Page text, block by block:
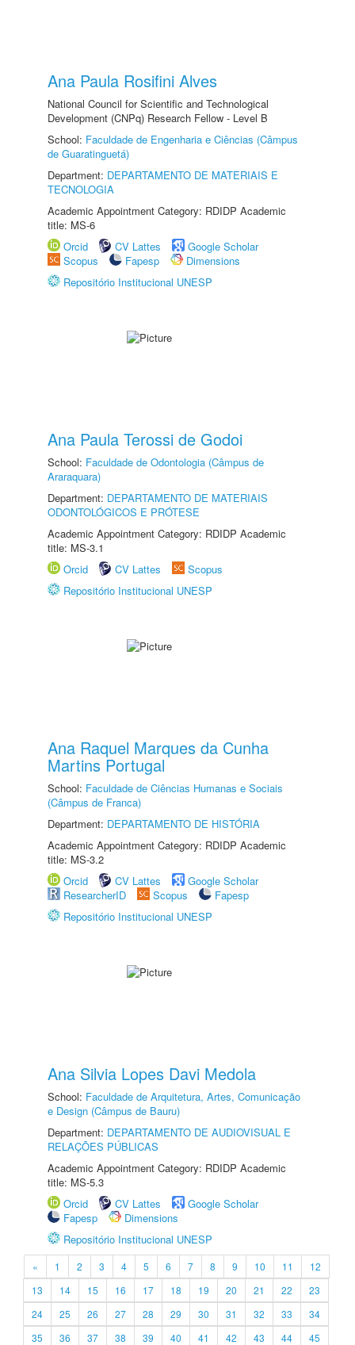
Ana Paula Rosifini Alves
National Council for Scientific and Technological
Development (CNPq) Research Fellow - Level B
School: Faculdade de Engenharia e Ciências (Câmpus
de Guaratinguetá)
Department: DEPARTAMENTO DE MATERIAIS E
TECNOLOGIA
Academic Appointment Category: RDIDP Academic
title: MS-6
Orcid
CV Lattes
Google Scholar
Scopus
Fapesp
Dimensions
Repositório Institucional UNESP
Ana Paula Terossi de Godoi
School: Faculdade de Odontologia (Câmpus de
Araraquara)
Department: DEPARTAMENTO DE MATERIAIS
ODONTOLÓGICOS E PRÓTESE
Academic Appointment Category: RDIDP Academic
title: MS-3.1
Orcid
CV Lattes
Scopus
Repositório Institucional UNESP
Ana Raquel Marques da Cunha
Martins Portugal
School: Faculdade de Ciências Humanas e Sociais
(Câmpus de Franca)
Department: DEPARTAMENTO DE HISTÓRIA
Academic Appointment Category: RDIDP Academic
title: MS-3.2
Orcid
CV Lattes
Google Scholar
ResearcherID
Scopus
Fapesp
Repositório Institucional UNESP
Ana Silvia Lopes Davi Medola
School: Faculdade de Arquitetura, Artes, Comunicação
e Design (Câmpus de Bauru)
Department: DEPARTAMENTO DE AUDIOVISUAL E
RELAÇÕES PÚBLICAS
Academic Appointment Category: RDIDP Academic
title: MS-5.3
Orcid
CV Lattes
Google Scholar
Fapesp
Dimensions
Repositório Institucional UNESP
« 1 2 3 4 5 6 7 8 9 10 11
12
13
14 15 16 17 18 19 20 21 22
23
24
25 26 27 28 29 30 31 32 33
34
35
36 37 38 39 40 41 42 43 44
45